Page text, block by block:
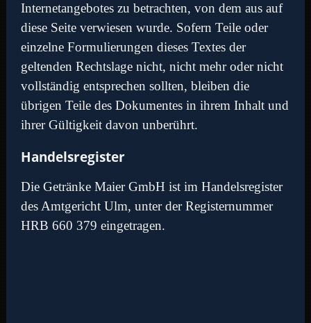
Internetangebotes zu betrachten, von dem aus auf
diese Seite verwiesen wurde. Sofern Teile oder
einzelne Formulierungen dieses Textes der
geltenden Rechtslage nicht, nicht mehr oder nicht
vollständig entsprechen sollten, bleiben die
übrigen Teile des Dokumentes in ihrem Inhalt und
ihrer Gültigkeit davon unberührt.
Handelsregister
Die Getränke Maier GmbH ist im Handelsregister
des Amtgericht Ulm, unter der Registernummer
HRB 660 379 eingetragen.